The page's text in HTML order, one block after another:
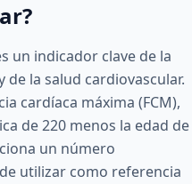
un indicador clave de la
la salud cardiovascular.
cardíaca máxima (FCM),
de 220 menos la edad de
un número
utilizar como referencia